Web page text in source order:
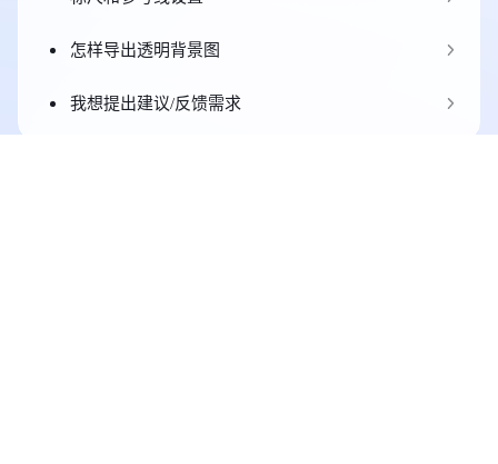
怎样导出透明背景图
我想提出建议/反馈需求